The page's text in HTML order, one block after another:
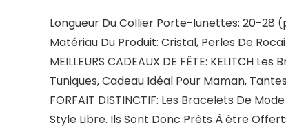
Longueur Du Collier Porte-lunettes: 20-28
Matériau Du Produit: Cristal, Perles De
MEILLEURS CADEAUX DE FÊTE: KELITCH
Tuniques, Cadeau Idéal Pour Maman,
FORFAIT DISTINCTIF: Les Bracelets De
Style Libre. Ils Sont Donc Prêts À être